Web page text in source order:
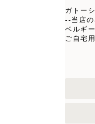
ガトー
--当店
ベルギ
ご自宅